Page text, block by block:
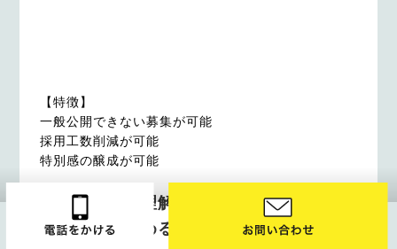
【特徴】
一般公開できない募集が可能
採用工数削減が可能
特別感の醸成が可能
企業様への理解を促し、会社説明会の
集客力を高める｜会社説明会ページ